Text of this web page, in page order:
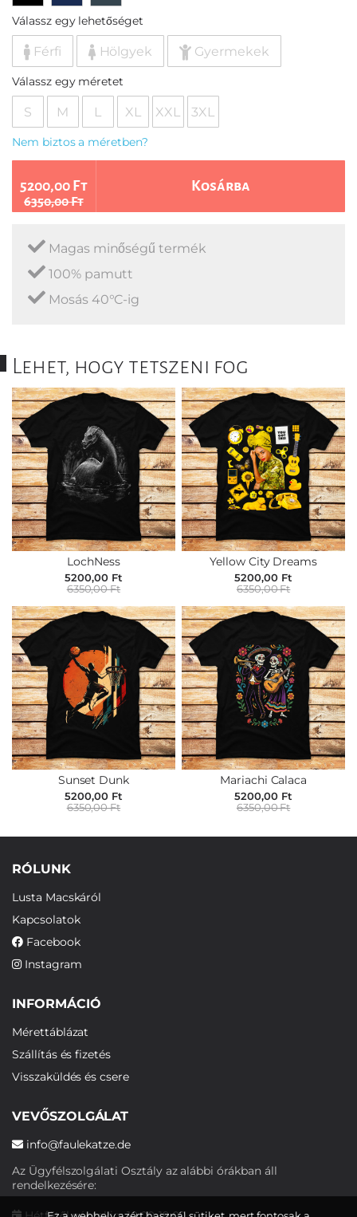
Válassz egy lehetőséget
Férfi Hölgyek Gyermekek
Válassz egy méretet
S M L XL XXL 3XL
Nem biztos a méretben?
5200,00 Ft
6350,00 Ft
Kosárba
Magas minőségű termék
100% pamutt
Mosás 40°C-ig
Lehet, hogy tetszeni fog
LochNess
5200,00 Ft
6350,00 Ft
Yellow City Dreams
5200,00 Ft
6350,00 Ft
Sunset Dunk
5200,00 Ft
6350,00 Ft
Mariachi Calaca
5200,00 Ft
6350,00 Ft
RÓLUNK
Lusta Macskáról
Kapcsolatok
Facebook
Instagram
INFORMÁCIÓ
Mérettáblázat
Szállítás és fizetés
Visszaküldés és csere
VEVŐSZOLGÁLAT
info@faulekatze.de
Az Ügyfélszolgálati Osztály az alábbi órákban áll
rendelkezésére: